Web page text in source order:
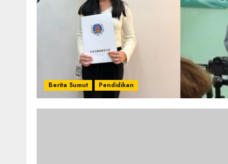
Berita Sumut Pendidikan